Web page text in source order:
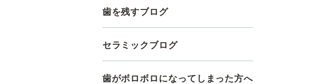
歯を残すブログ
セラミックブログ
歯がボロボロになってしまった方へ